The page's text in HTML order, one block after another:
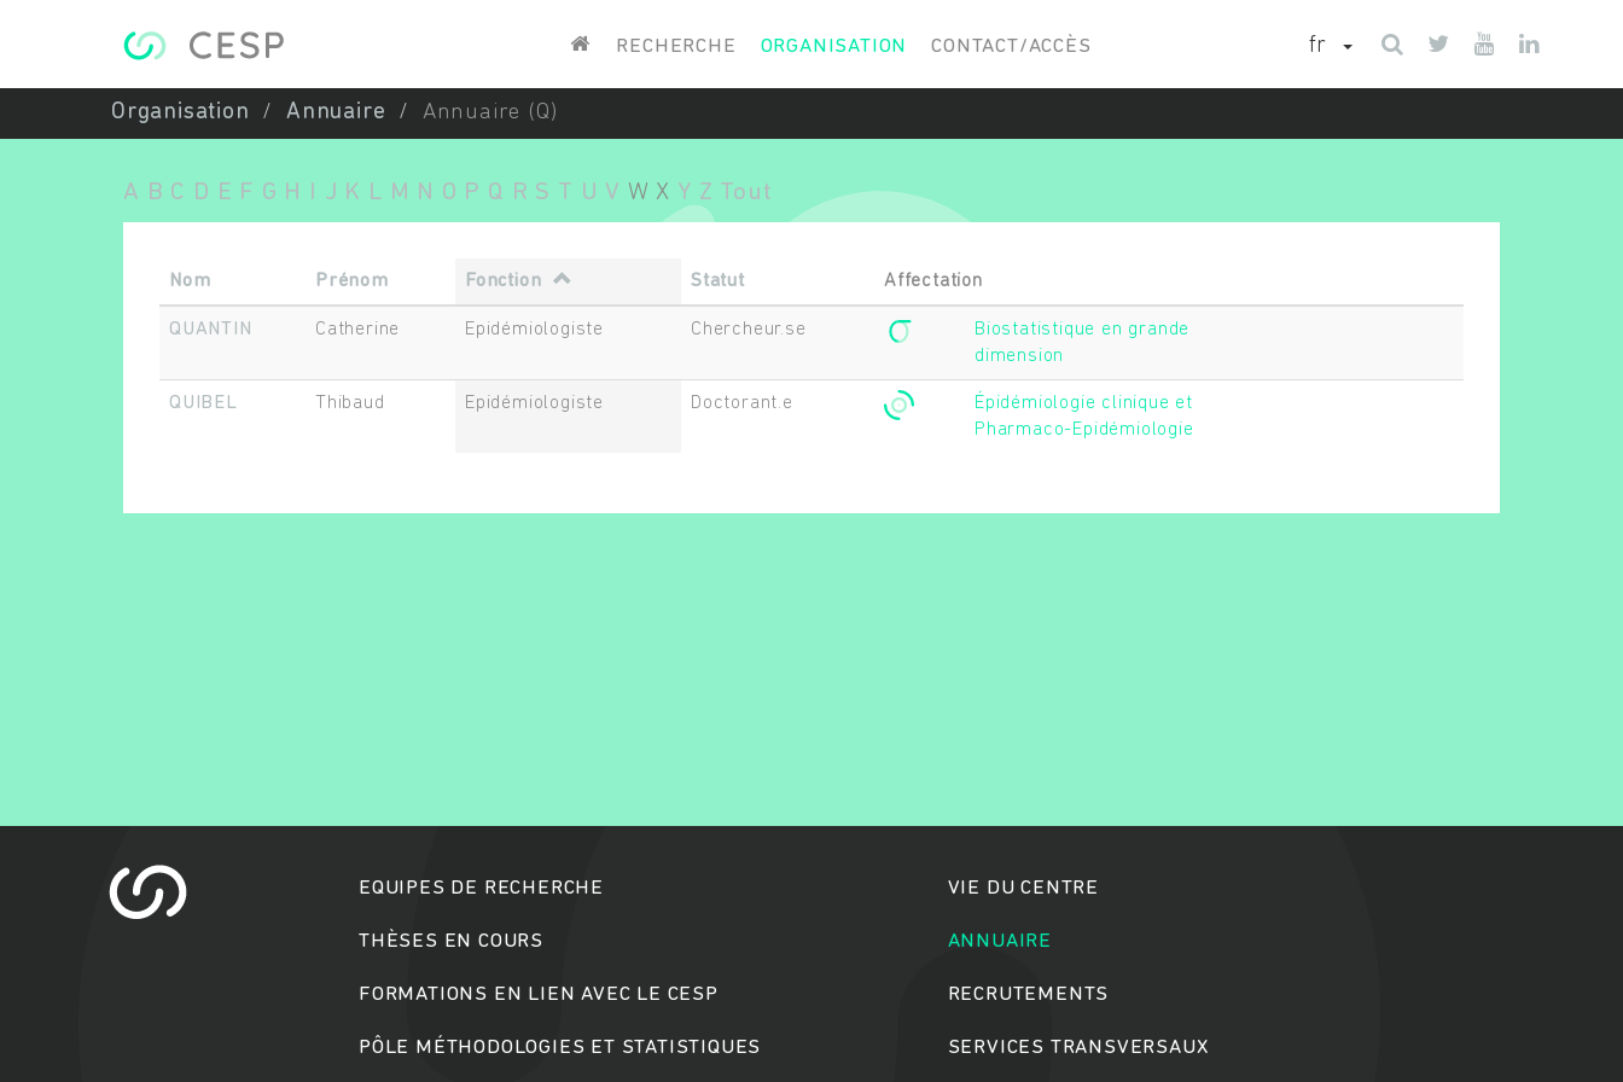
RECHERCHE ORGANISATION CONTACT/ACCÈS fr
Organisation Annuaire Annuaire (Q)
A B C D E F G H J K L M N O P Q R S T U V W X Y Z Tout
Nom Prénom Fonction Statut Affectation
QUANTIN Catherine Epidémiologiste Chercheur.se
Biostatistique en grande
dimension
QUIBEL Thibaud Epidémiologiste Doctorant.e
Épidémiologie clinique et
Pharmaco-Epidémiologie
EQUIPES DE RECHERCHE
THÈSES EN COURS
FORMATIONS EN LIEN AVEC LE CESP
PÔLE MÉTHODOLOGIES ET STATISTIQUES
VIE DU CENTRE
ANNUAIRE
RECRUTEMENTS
SERVICES TRANSVERSAUX